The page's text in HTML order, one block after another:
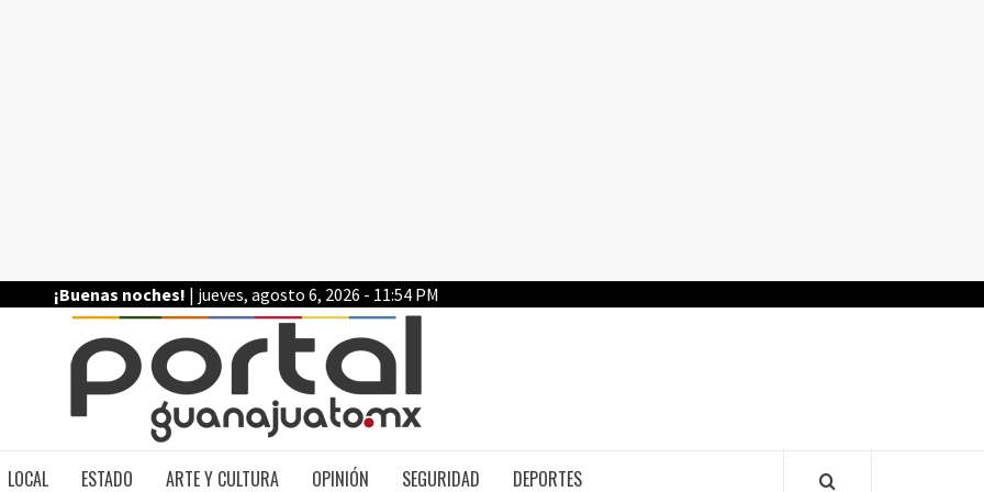
¡Buenas noches! | jueves, agosto 6, 2026 - 11:54 PM
LOCAL ESTADO ARTE Y CULTURA OPINIÓN SEGURIDAD DEPORTES